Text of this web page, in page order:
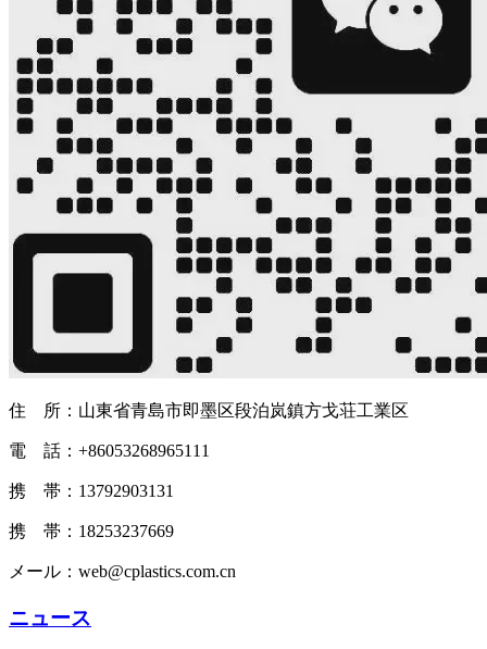
住 所：山東省青島市即墨区段泊岚鎮方戈荘工業区
電 話：+86053268965111
携 帯：13792903131
携 帯：18253237669
メール：web@cplastics.com.cn
ニュース